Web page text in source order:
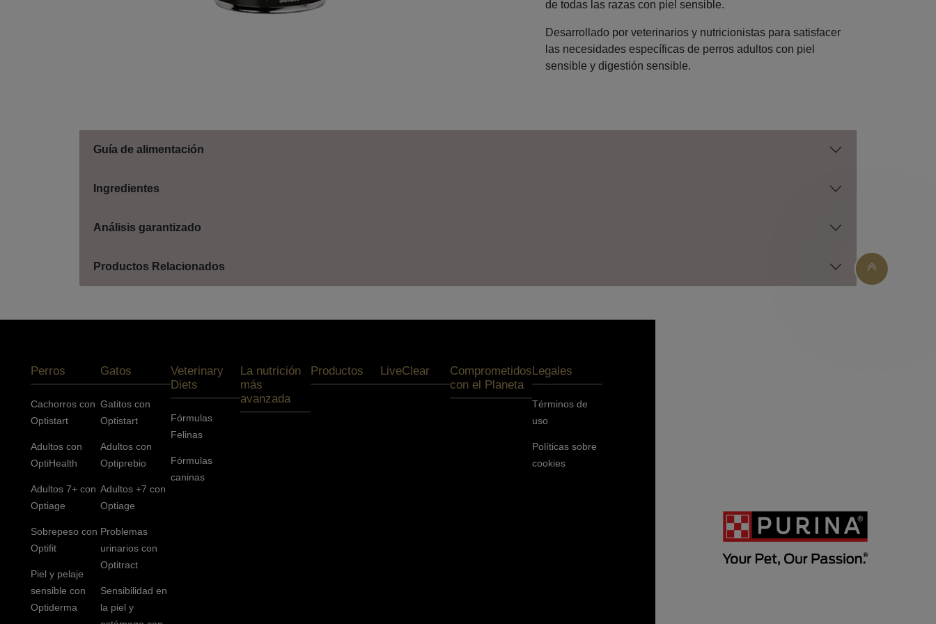
de todas las razas con piel sensible.
Desarrollado por veterinarios y nutricionistas para satisfacer
las necesidades específicas de perros adultos con piel
sensible y digestión sensible.
Guía de alimentación
Ingredientes
Análisis garantizado
Productos Relacionados
Perros
Cachorros con
Optistart
Adultos con
OptiHealth
Adultos 7+ con
Optiage
Sobrepeso con
Optifit
Piel y pelaje
sensible con
Optiderma
Gatos
Gatitos con
Optistart
Adultos con
Optiprebio
Adultos +7 con
Optiage
Problemas
urinarios con
Optitract
Sensibilidad en
la piel y
Veterinary
Diets
Fórmulas
Felinas
Fórmulas
caninas
La nutrición
más
avanzada
Productos LiveClear
Comprometidos
con el Planeta
Legales
Términos de
uso
Políticas sobre
cookies